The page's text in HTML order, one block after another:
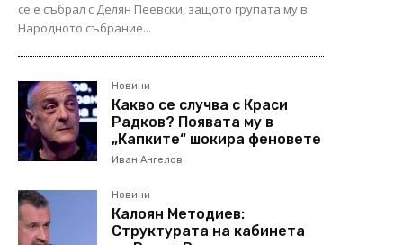
се е събрал с Делян Пеевски, защото групата му в
Народното събрание...
Новини
Какво се случва с Краси
Радков? Появата му в
„Капките“ шокира феновете
Иван Ангелов
Новини
Калоян Методиев:
Структурата на кабинета